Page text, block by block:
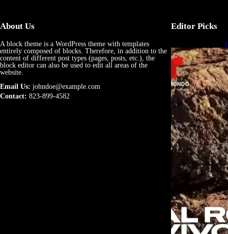
About Us
A block theme is a WordPress theme with templates
entirely composed of blocks. Therefore, in addition to the
content of different post types (pages, posts, etc.), the
block editor can also be used to edit all areas of the
website.
Email Us: johndoe@example.com
Contact: 823-899-4582
Editor Picks